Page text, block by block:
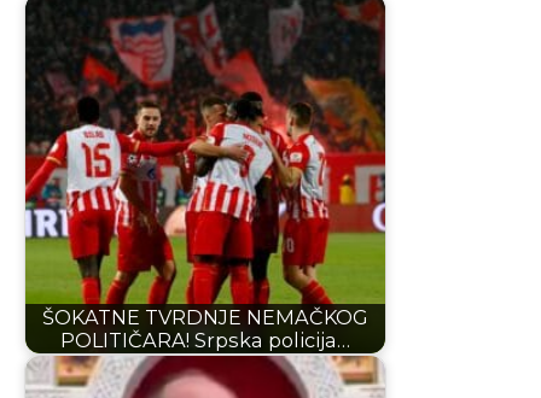
ŠOKATNE TVRDNJE NEMAČKOG
POLITIČARA! Srpska policija…